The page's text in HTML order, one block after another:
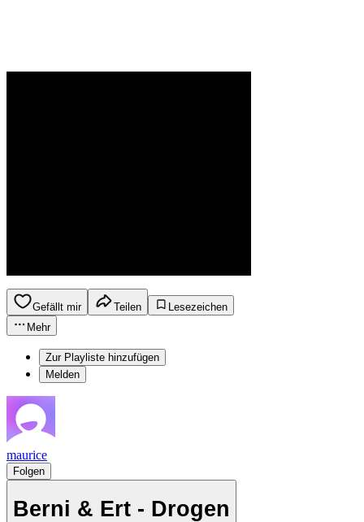
Gefällt mir Teilen
Lesezeichen
Mehr
Zur Playliste hinzufügen
Melden
maurice
Folgen
Berni & Ert - Drogen